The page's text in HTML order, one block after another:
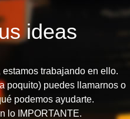
ideas
trabajando en ello.
poquito) puedes llamarnos o
podemos ayudarte.
lo IMPORTANTE.